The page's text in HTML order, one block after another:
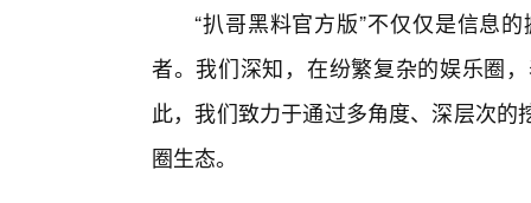
“扒哥黑料官方版”不仅仅是信息
者。我们深知，在纷繁复杂的娱乐圈
此，我们致力于通过多角度、深层次
圈生态。